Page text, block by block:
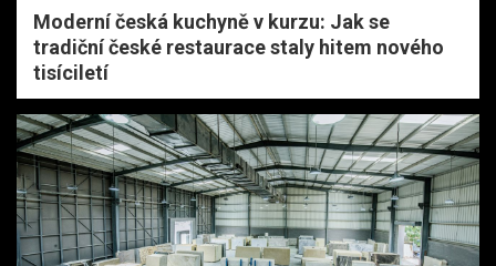
Moderní česká kuchyně v kurzu: Jak se
tradiční české restaurace staly hitem nového
tisíciletí